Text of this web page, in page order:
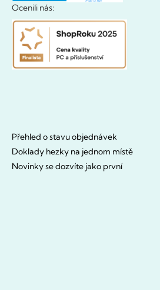
Ocenili nás:
Přehled o stavu objednávek
Doklady hezky na jednom místě
Novinky se dozvíte jako první